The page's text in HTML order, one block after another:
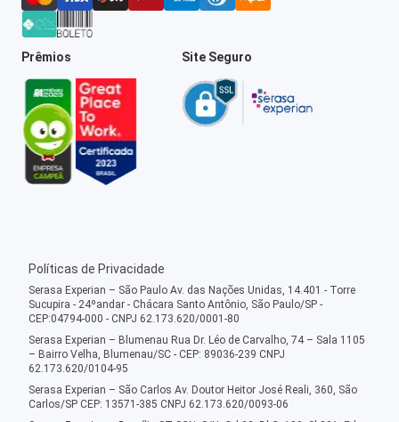
Prêmios Site Seguro
Políticas de Privacidade
Serasa Experian – São Paulo Av. das Nações Unidas, 14.401 - Torre
Sucupira - 24ºandar - Chácara Santo Antônio, São Paulo/SP -
CEP:04794-000 - CNPJ 62.173.620/0001-80
Serasa Experian – Blumenau Rua Dr. Léo de Carvalho, 74 – Sala 1105
– Bairro Velha, Blumenau/SC - CEP: 89036-239 CNPJ
62.173.620/0104-95
Serasa Experian – São Carlos Av. Doutor Heitor José Reali, 360, São
Carlos/SP CEP: 13571-385 CNPJ 62.173.620/0093-06